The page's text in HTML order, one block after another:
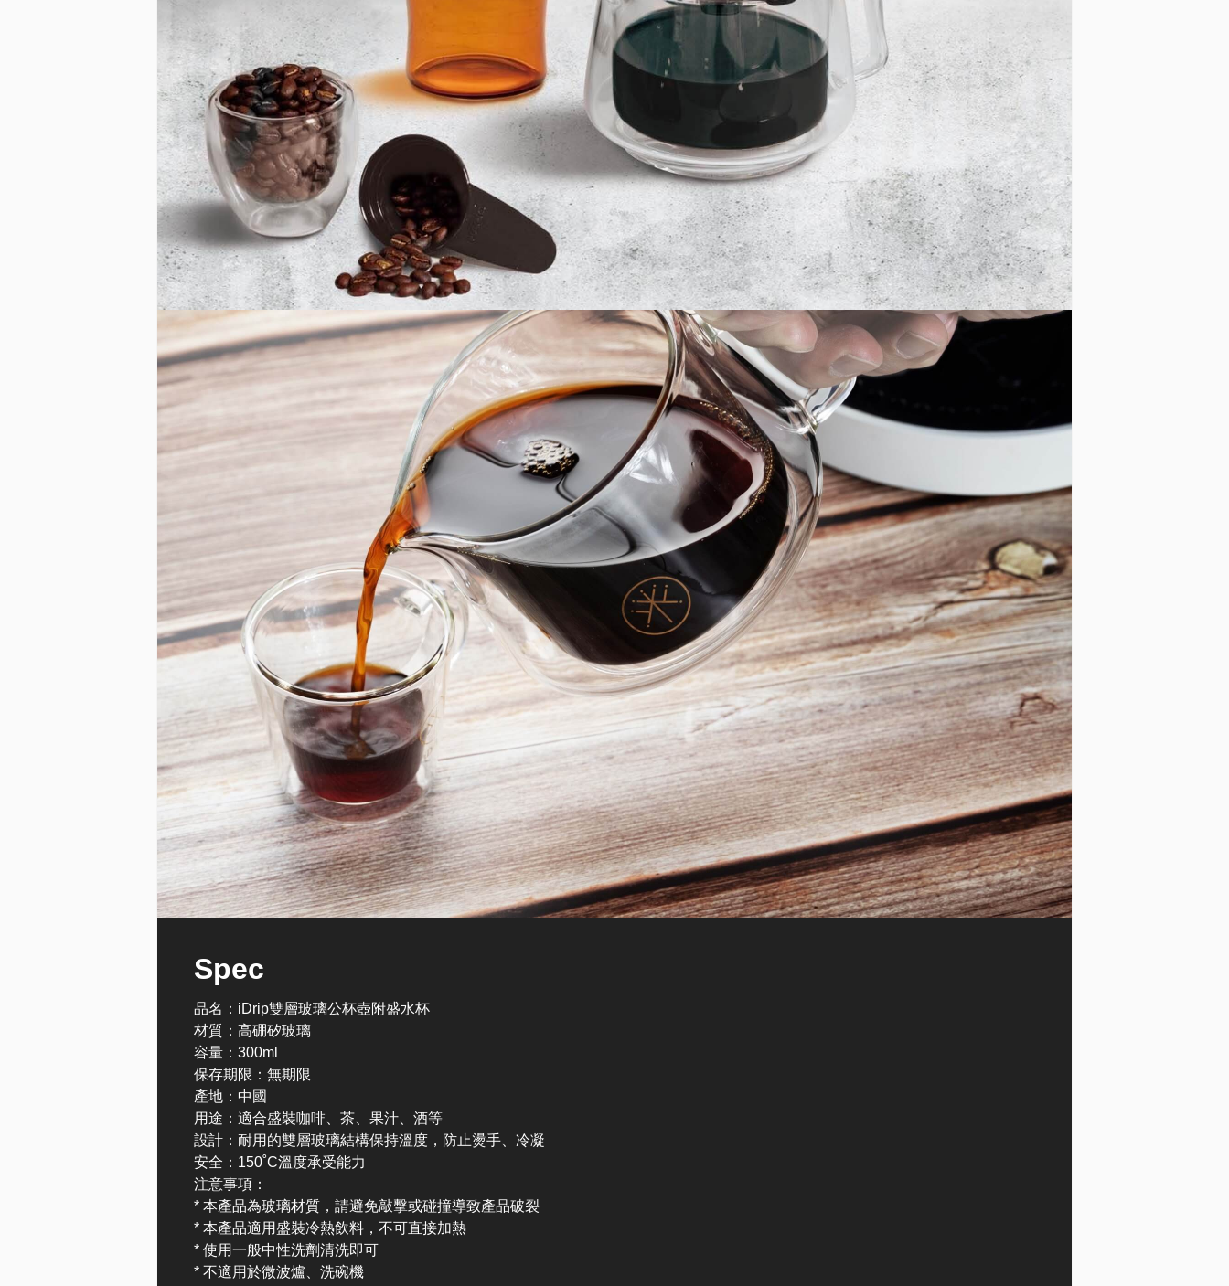
Spec
品名：iDrip雙層玻璃公杯壺附盛水杯
材質：高硼矽玻璃
容量：300ml
保存期限：無期限
產地：中國
用途：適合盛裝咖啡、茶、果汁、酒等
設計：耐用的雙層玻璃結構保持溫度，防止燙手、冷凝
安全：150˚C溫度承受能力
注意事項：
* 本產品為玻璃材質，請避免敲擊或碰撞導致產品破裂
* 本產品適用盛裝冷熱飲料，不可直接加熱
* 使用一般中性洗劑清洗即可
* 不適用於微波爐、洗碗機